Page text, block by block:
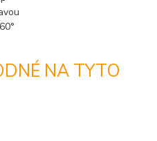
NA TYTO